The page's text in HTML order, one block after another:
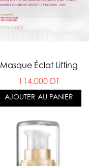
Masque Éclat Lifting
114.000 DT
AJOUTER AU PANIER